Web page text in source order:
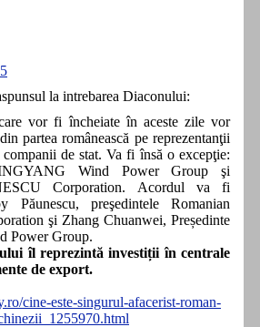
la intrebarea Diaconului:
vor fi încheiate în aceste zile vor
partea românească pe reprezentanţii
de stat. Va fi însă o excepţie:
Wind Power Group şi
Corporation. Acordul va fi
Păunescu, preşedintele Romanian
şi Zhang Chuanwei, Președinte
Power Group.
îl reprezintă investiții în centrale
de export.
cine-este-singurul-afacerist-roman-